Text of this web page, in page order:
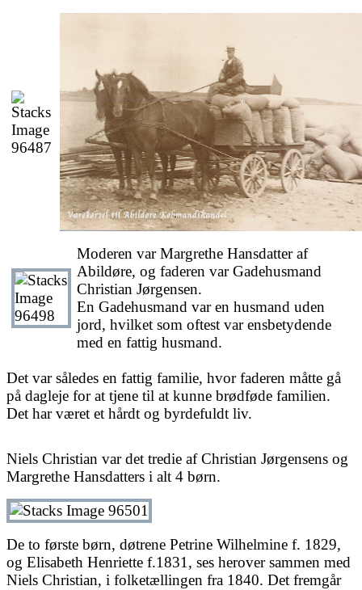
Moderen var Margrethe Hansdatter af
Abildøre, og faderen var Gadehusmand
Christian Jørgensen.
En Gadehusmand var en husmand uden
jord, hvilket som oftest var ensbetydende
med en fattig husmand.
Det var således en fattig familie, hvor faderen måtte gå
på dagleje for at tjene til at kunne brødføde familien.
Det har været et hårdt og byrdefuldt liv.
Niels Christian var det tredie af Christian Jørgensens og
Margrethe Hansdatters i alt 4 børn.
De to første børn, døtrene Petrine Wilhelmine f. 1829,
og Elisabeth Henriette f.1831, ses herover sammen med
Niels Christian, i folketællingen fra 1840. Det fremgår